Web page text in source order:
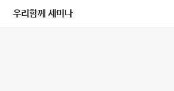
우리함께 세미나